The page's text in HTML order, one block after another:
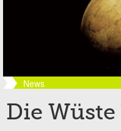
News
Die